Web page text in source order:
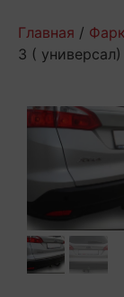
Главная /
3 (